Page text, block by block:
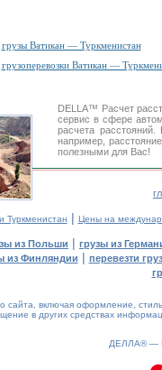
грузы Ватикан — Туркменистан
грузоперевозки Ватикан —
DELLA™ Расчет
сервис в сфере
расчета
например,
полезными для Вас!
Туркменистан | Цены на
из Польши | грузы из
из Финляндии | перевезти груз
включая оформление,
в других средствах
ДЕЛЛА® —